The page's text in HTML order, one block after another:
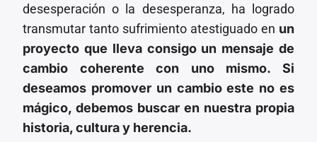
desesperación o la desesperanza, ha logrado
transmutar tanto sufrimiento atestiguado en un
proyecto que lleva consigo un mensaje de
cambio coherente con uno mismo. Si
deseamos promover un cambio este no es
mágico, debemos buscar en nuestra propia
historia, cultura y herencia.